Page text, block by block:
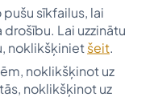
sīkfailus, lai
Lai uzzinātu
noklikšķiniet šeit
noklikšķinot uz
noklikšķinot uz